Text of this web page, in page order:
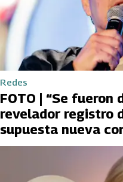
Redes
FOTO | “Se fueron
revelador registro
supuesta nueva